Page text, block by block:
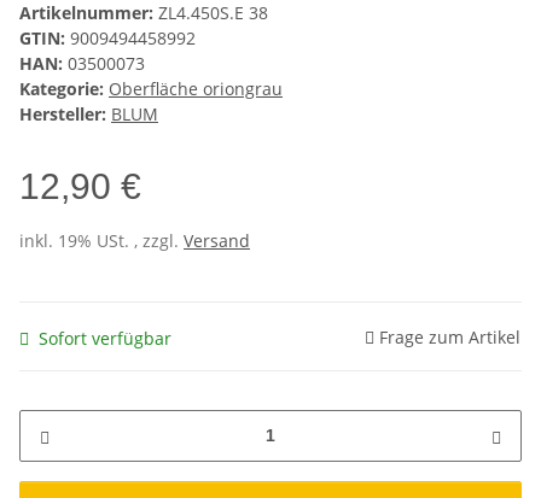
Artikelnummer: ZL4.450S.E 38
GTIN: 9009494458992
HAN: 03500073
Kategorie: Oberfläche oriongrau
Hersteller: BLUM
12,90 €
inkl. 19% USt. , zzgl. Versand
Sofort verfügbar Frage zum Artikel